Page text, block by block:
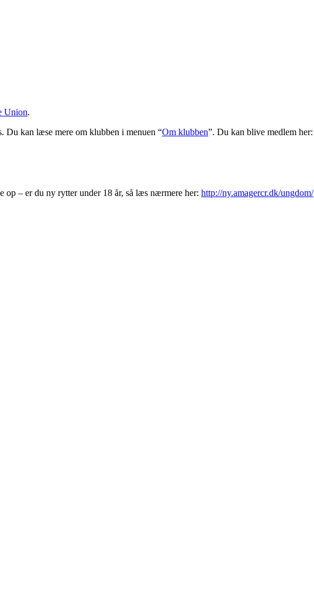
Union.
kan læse mere om klubben i menuen “Om klubben”. Du kan blive medlem her:
op – er du ny rytter under 18 år, så læs nærmere her: http://ny.amagercr.dk/ungdom/